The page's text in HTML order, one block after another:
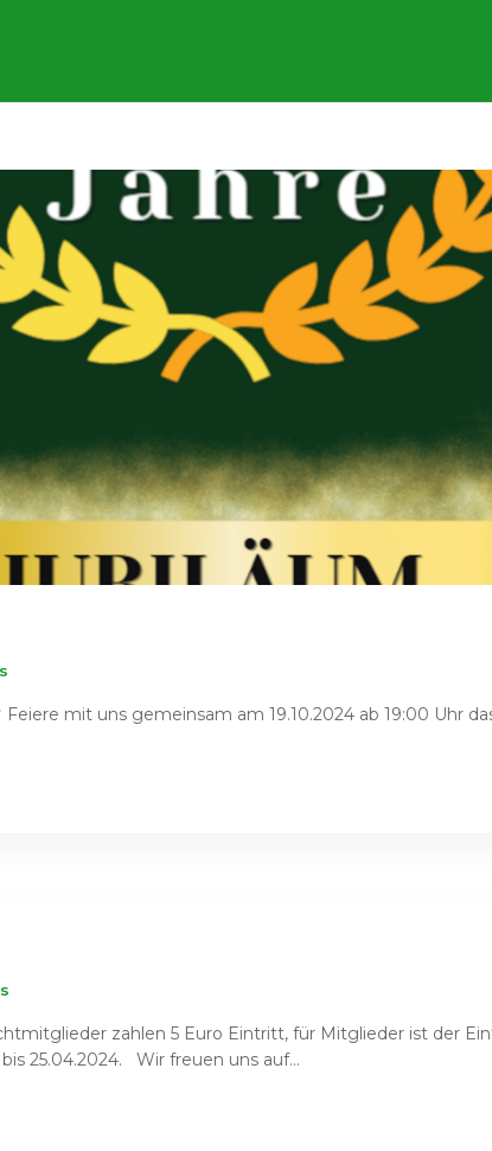
mit uns gemeinsam am 19.10.2024 ab 19:00 Uhr
zahlen 5 Euro Eintritt, für Mitglieder ist der
25.04.2024. Wir freuen uns auf...